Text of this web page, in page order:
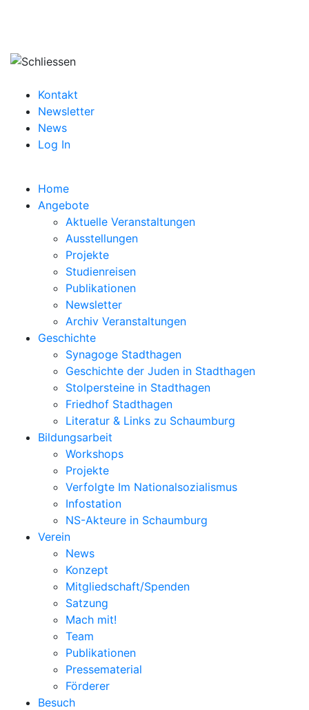
Kontakt
Newsletter
News
Log In
Home
Angebote
Aktuelle Veranstaltungen
Ausstellungen
Projekte
Studienreisen
Publikationen
Newsletter
Archiv Veranstaltungen
Geschichte
Synagoge Stadthagen
Geschichte der Juden in Stadthagen
Stolpersteine in Stadthagen
Friedhof Stadthagen
Literatur & Links zu Schaumburg
Bildungsarbeit
Workshops
Projekte
Verfolgte Im Nationalsozialismus
Infostation
NS-Akteure in Schaumburg
Verein
News
Konzept
Mitgliedschaft/Spenden
Satzung
Mach mit!
Team
Publikationen
Pressematerial
Förderer
Besuch